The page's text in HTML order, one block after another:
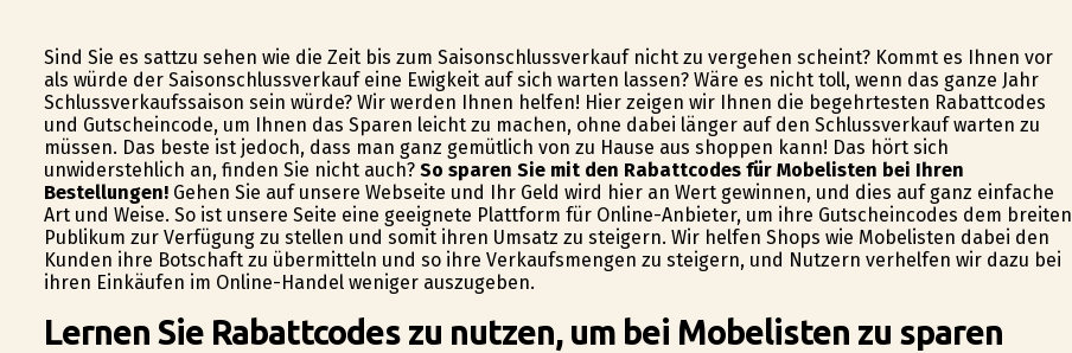
Sind Sie es sattzu sehen wie die Zeit bis zum Saisonschlussverkauf nicht zu vergehen scheint? Kommt es Ihnen vor
als würde der Saisonschlussverkauf eine Ewigkeit auf sich warten lassen? Wäre es nicht toll, wenn das ganze Jahr
Schlussverkaufssaison sein würde? Wir werden Ihnen helfen! Hier zeigen wir Ihnen die begehrtesten Rabattcodes
und Gutscheincode, um Ihnen das Sparen leicht zu machen, ohne dabei länger auf den Schlussverkauf warten zu
müssen. Das beste ist jedoch, dass man ganz gemütlich von zu Hause aus shoppen kann! Das hört sich
unwiderstehlich an, finden Sie nicht auch? So sparen Sie mit den Rabattcodes für Mobelisten bei Ihren
Bestellungen!Gehen Sie auf unsere Webseite und Ihr Geld wird hier an Wert gewinnen, und dies auf ganz einfache
Art und Weise. So ist unsere Seite eine geeignete Plattform für Online-Anbieter, um ihre Gutscheincodes dem breiten
Publikum zur Verfügung zu stellen und somit ihren Umsatz zu steigern. Wir helfen Shops wie Mobelisten dabei den
Kunden ihre Botschaft zu übermitteln und so ihre Verkaufsmengen zu steigern, und Nutzern verhelfen wir dazu bei
ihren Einkäufen im Online-Handel weniger auszugeben.
Lernen Sie Rabattcodes zu nutzen, um bei Mobelisten zu sparen